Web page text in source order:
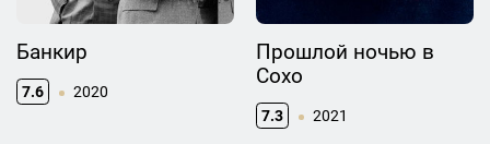
Банкир
7.6 2020
Прошлой ночью в
Сохо
7.3 2021